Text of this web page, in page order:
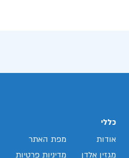
כללי
אודות
מגזין אלדן
מפת האתר
מדיניות פרטיות